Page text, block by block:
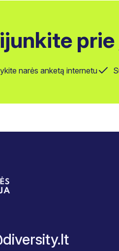
narės anketą internetu